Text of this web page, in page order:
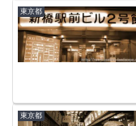
東京都
東京都